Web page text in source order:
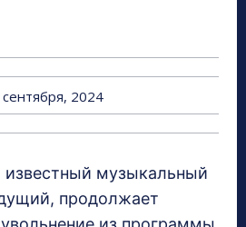
2024
известный музыкальный
продолжает